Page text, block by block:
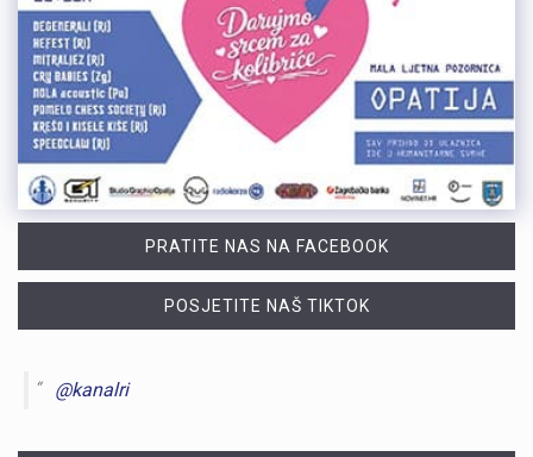
PRATITE NAS NA FACEBOOK
POSJETITE NAŠ TIKTOK
@kanalri